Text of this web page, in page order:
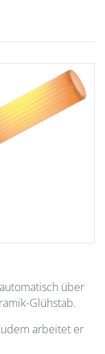
über
Glühstab.
arbeitet er